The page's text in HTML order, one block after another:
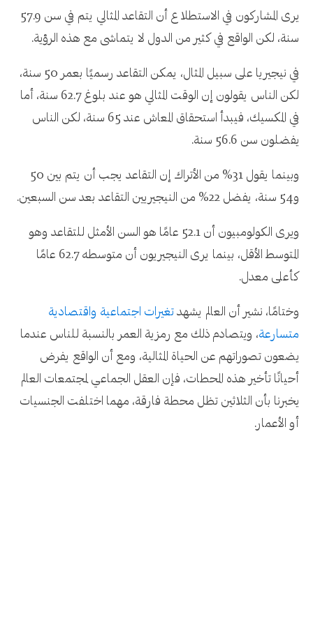
يرى المشاركون في الاستطلاع أن التقاعد المثالي يتم في سن 57.9
سنة، لكن الواقع في كثير من الدول لا يتماشى مع هذه الرؤية.
في نيجيريا على سبيل المثال، يمكن التقاعد رسميًا بعمر 50 سنة،
لكن الناس يقولون إن الوقت المثالي هو عند بلوغ 62.7 سنة، أما
في المكسيك، فيبدأ استحقاق المعاش عند 65 سنة، لكن الناس
يفضلون سن 56.6 سنة.
وبينما يقول 31% من الأتراك إن التقاعد يجب أن يتم بين 50
و54 سنة، يفضل 22% من النيجيريين التقاعد بعد سن السبعين.
ويرى الكولومبيون أن 52.1 عامًا هو السن الأمثل للتقاعد وهو
المتوسط الأقل، بينما يرى النيجيريون أن متوسطه 62.7 عامًا
كأعلى معدل.
وختامًا، نشير أن العالم يشهد تغيرات اجتماعية واقتصادية
متسارعة، ويتصادم ذلك مع رمزية العمر بالنسبة للناس عندما
يضعون تصوراتهم عن الحياة المثالية، ومع أن الواقع يفرض
أحيانًا تأخير هذه المحطات، فإن العقل الجماعي لمجتمعات العالم
يخبرنا بأن الثلاثين تظل محطة فارقة، مهما اختلفت الجنسيات
أو الأعمار.